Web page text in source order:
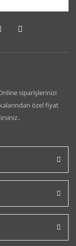
siparişlerinizi
özel fiyat